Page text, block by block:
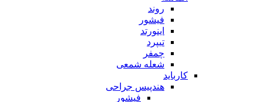
روند
فیشور
اینورتد
تیپرد
چمفر
شعله شمعی
کارباید
هندپیس جراحی
فیشور